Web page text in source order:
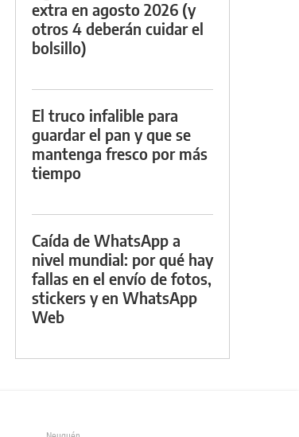
extra en agosto 2026 (y
otros 4 deberán cuidar el
bolsillo)
El truco infalible para
guardar el pan y que se
mantenga fresco por más
tiempo
Caída de WhatsApp a
nivel mundial: por qué hay
fallas en el envío de fotos,
stickers y en WhatsApp
Web